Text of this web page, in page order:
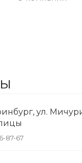
ул.
87-67